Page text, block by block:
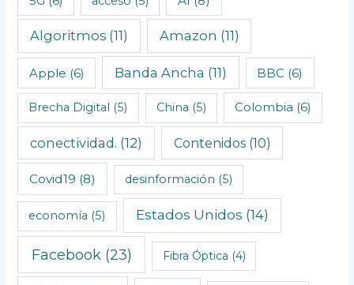
o
C
n
ó
Algoritmos (11) Amazon (11)
Apple (6) Banda Ancha (11) BBC (6)
Brecha Digital (5) China (5) Colombia (6)
conectividad. (12) Contenidos(10)
Covid19 (8) desinformación (5)
economía (5) Estados Unidos (14)
Facebook(23) Fibra Óptica (4)